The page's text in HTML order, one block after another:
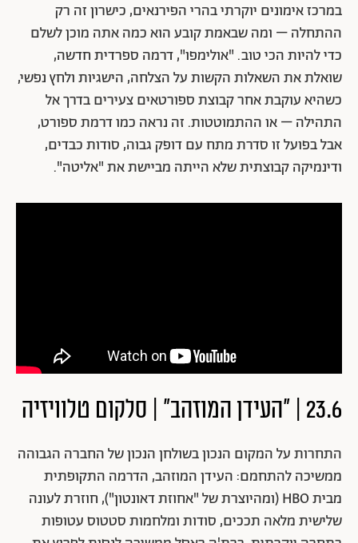
במרכז אימונים יוקרתי בהרי הפירנאים, כישרון זה רק
ההתחלה – ומה שבאמת קובע הוא כמה אתה מוכן לשלם
כדי להיות הכי טוב. "אולימפו", דרמה ספרדית חדשה,
שואלת את השאלות הקשות על הצלחה, הישגיות ולחץ נפשי,
כשהיא עוקבת אחר קבוצת ספורטאים צעירים בדרך אל
התהילה – או ההתמוטטות. זה נראה כמו דרמת ספורט,
אבל בפועל זו סדרת מתח עם דופק גבוה, סודות כבדים,
ודינמיקה קבוצתית שלא הייתה מביישת את "אליטה".
23.6 | "העידן המוזהב" | סלקום טלוויזיה
התחרות על המקום הנכון בשולחן הנכון של החברה הגבוהה
ממשיכה להתחמם: העידן המוזהב, הדרמה התקופתית
מבית HBO (ומהיוצרת של "אחוזת דאונטון"), חוזרת לעונה
שלישית מלאה תככים, סודות ומלחמות סטטוס עטופות